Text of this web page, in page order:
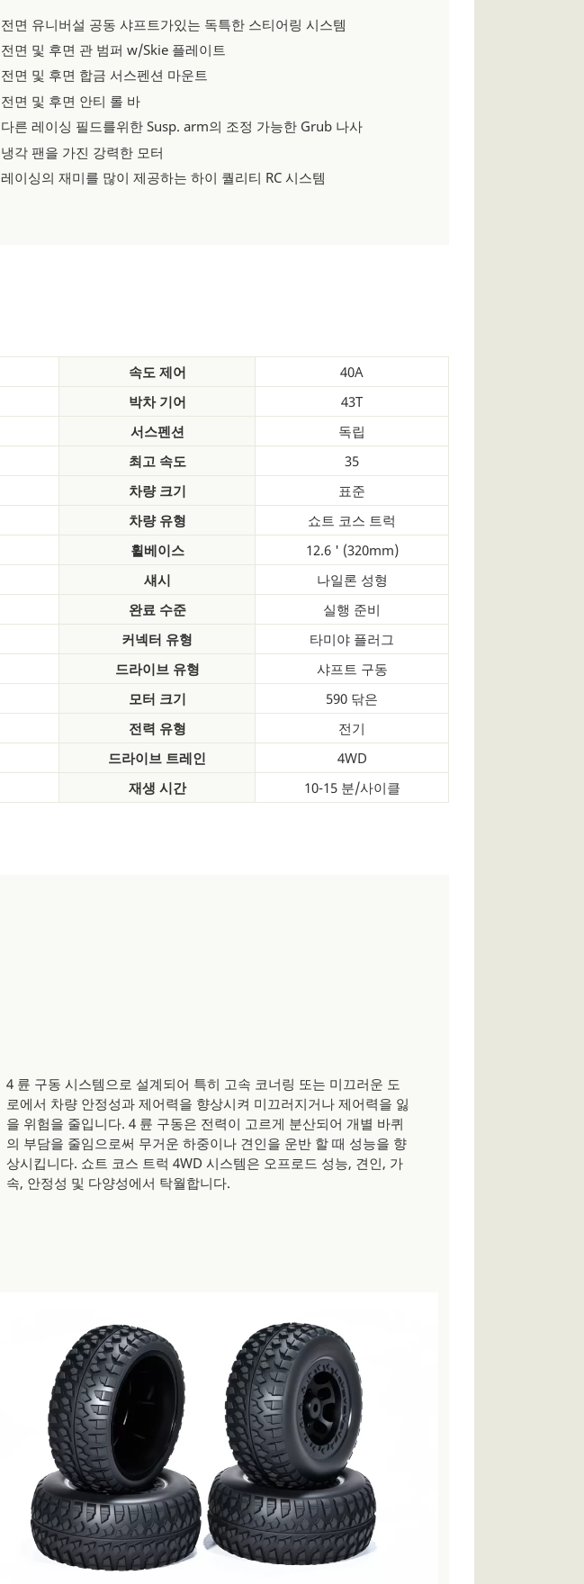
전면 유니버설 공동 샤프트가있는 독특한 스티어링 시스템
전면 및 후면 관 범퍼 w/Skie 플레이트
전면 및 후면 합금 서스펜션 마운트
전면 및 후면 안티 롤 바
다른 레이싱 필드를위한 Susp. arm의 조정 가능한 Grub 나사
냉각 팬을 가진 강력한 모터
레이싱의 재미를 많이 제공하는 하이 퀄리티 RC 시스템
속도 제어
40A
박차 기어
43T
서스펜션
독립
최고 속도
35
차량 크기
표준
차량 유형
쇼트 코스 트럭
휠베이스
12.6 ' (320mm)
섀시
나일론 성형
완료 수준
실행 준비
커넥터 유형
타미야 플러그
드라이브 유형
샤프트 구동
모터 크기
590 닦은
전력 유형
전기
드라이브 트레인
4WD
재생 시간 10-15 분/사이클
4 륜 구동 시스템으로 설계되어 특히 고속 코너링 또는 미끄러운 도
로에서 차량 안정성과 제어력을 향상시켜 미끄러지거나 제어력을 잃
을 위험을 줄입니다. 4 륜 구동은 전력이 고르게 분산되어 개별 바퀴
의 부담을 줄임으로써 무거운 하중이나 견인을 운반 할 때 성능을 향
상시킵니다. 쇼트 코스 트럭 4WD 시스템은 오프로드 성능, 견인, 가
속, 안정성 및 다양성에서 탁월합니다.